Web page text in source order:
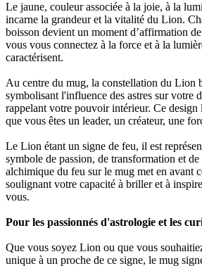
Le jaune, couleur associée à la joie, à la
incarne la grandeur et la vitalité du Lion.
boisson devient un moment d’affirmation
vous vous connectez à la force et à la
caractérisent.
Au centre du mug, la constellation du Lion
symbolisant l'influence des astres sur votre
rappelant votre pouvoir intérieur. Ce
que vous êtes un leader, un créateur, une
Le Lion étant un signe de feu, il est
symbole de passion, de transformation et
alchimique du feu sur le mug met en avant
soulignant votre capacité à briller et à
vous.
Pour les passionnés d'astrologie et les
Que vous soyez Lion ou que vous
unique à un proche de ce signe, le mug